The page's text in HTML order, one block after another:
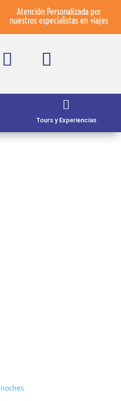
Atención Personalizada por
nuestros especialistas en viajes

Tours y Experiencias